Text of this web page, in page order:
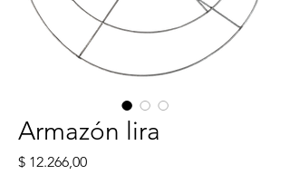
Armazón lira
$ 12.266,00Precio